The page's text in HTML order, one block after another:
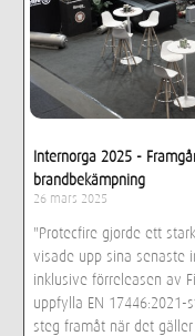
Internorga 2025 -
brandbekämpning
26 mars 2025
"Protecfire gjorde ett
visade upp sina senaste
inklusive förreleasen av
uppfylla EN 17446:2021-
steg framåt när det